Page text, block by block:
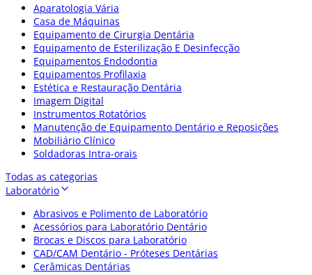
Aparatologia Vária
Casa de Máquinas
Equipamento de Cirurgia Dentária
Equipamento de Esterilização E Desinfecção
Equipamentos Endodontia
Equipamentos Profilaxia
Estética e Restauração Dentária
Imagem Digital
Instrumentos Rotatórios
Manutenção de Equipamento Dentário e Reposições
Mobiliário Clínico
Soldadoras Intra-orais
Todas as categorias
Laboratório
Abrasivos e Polimento de Laboratório
Acessórios para Laboratório Dentário
Brocas e Discos para Laboratório
CAD/CAM Dentário - Próteses Dentárias
Cerâmicas Dentárias